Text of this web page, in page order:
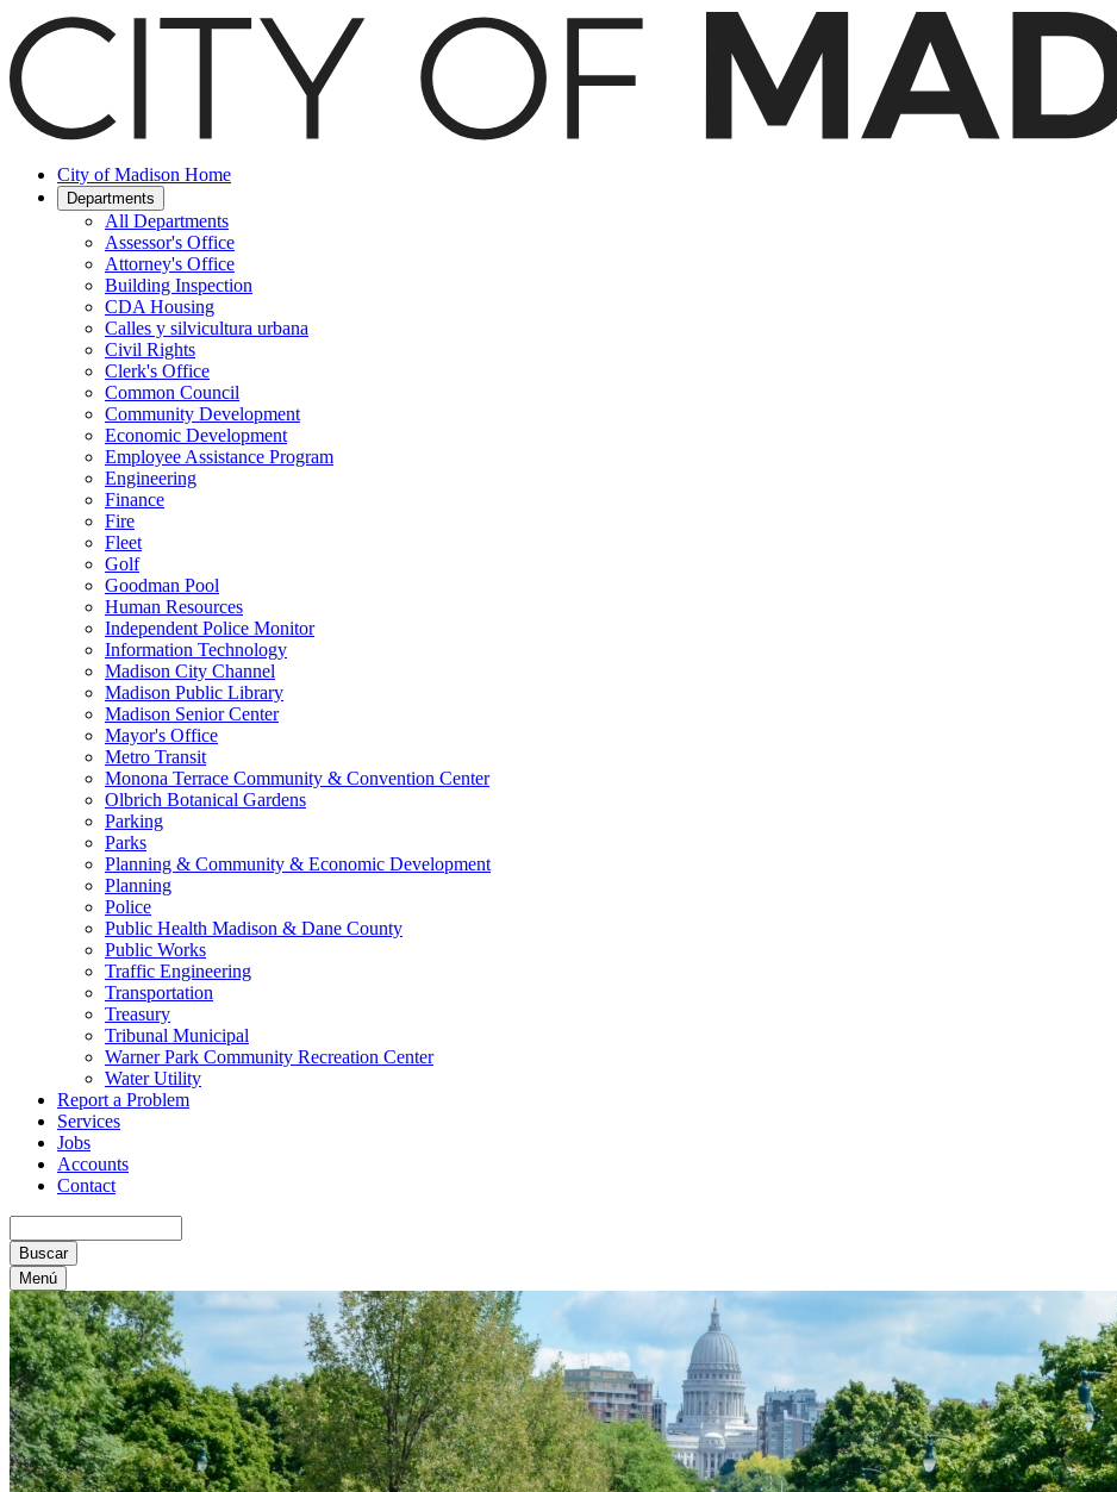
Saltar
hasta
el
contenido
principal
City of Madison Home
Departments
All Departments
Assessor's Office
Attorney's Office
Building Inspection
CDA Housing
Calles y silvicultura urbana
Civil Rights
Clerk's Office
Common Council
Community Development
Economic Development
Employee Assistance Program
Engineering
Finance
Fire
Fleet
Golf
Goodman Pool
Human Resources
Independent Police Monitor
Information Technology
Madison City Channel
Madison Public Library
Madison Senior Center
Mayor's Office
Metro Transit
Monona Terrace Community & Convention Center
Olbrich Botanical Gardens
Parking
Parks
Planning & Community & Economic Development
Planning
Police
Public Health Madison & Dane County
Public Works
Traffic Engineering
Transportation
Treasury
Tribunal Municipal
Warner Park Community Recreation Center
Water Utility
Report a Problem
Services
Jobs
Accounts
Contact
Menú